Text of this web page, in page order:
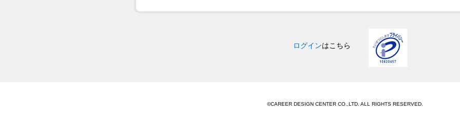
ログインはこちら
©CAREER DESIGN CENTER CO.,LTD. ALL RIGHTS RESERVED.